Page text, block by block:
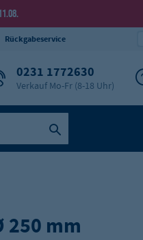
Rückgabeservice
0231 1772630
Verkauf Mo-Fr (8-18 Uhr)
250 mm